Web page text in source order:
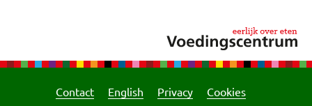
Contact English Privacy Cookies